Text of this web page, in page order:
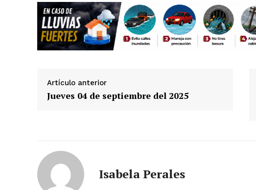
Artículo anterior
Jueves 04 de septiembre del 2025
Isabela Perales